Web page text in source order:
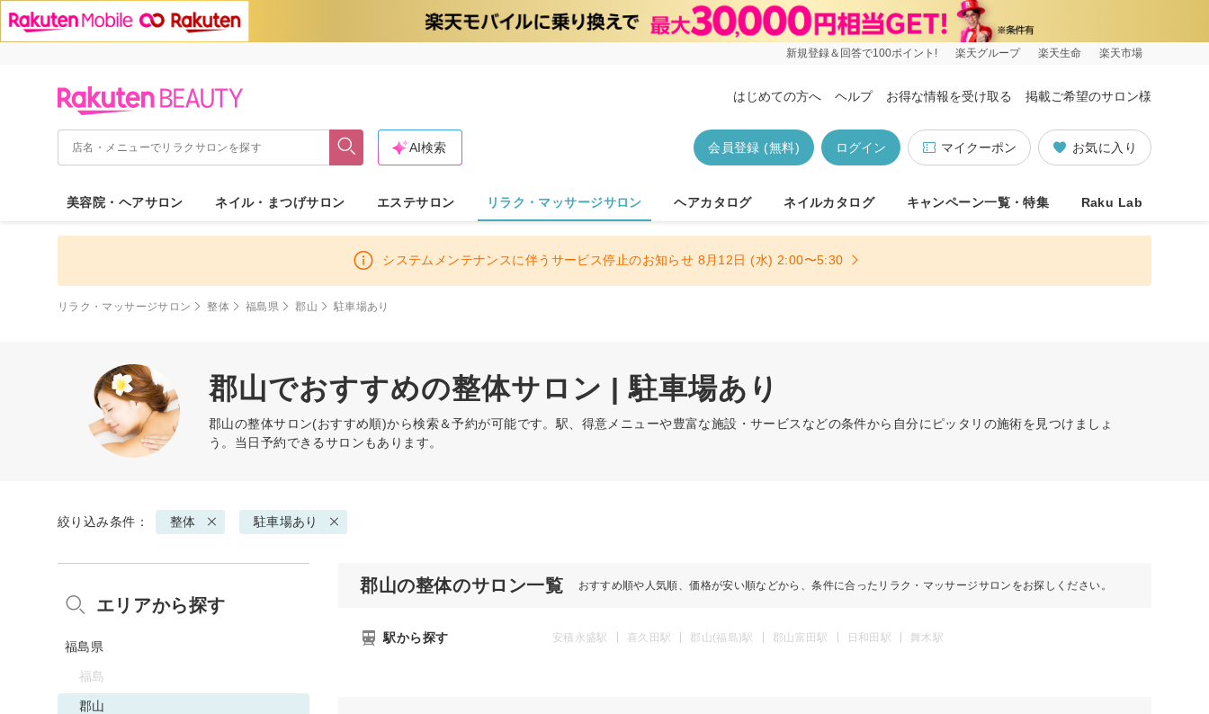
新規登録＆回答で100ポイント! 楽天グループ 楽天生命 楽天市場
はじめての方へ ヘルプ お得な情報を受け取る 掲載ご希望のサロン様
お気に入り
マイクーポン
ログイン
会員登録 (無料)
AI検索
美容院・ヘアサロン ネイル・まつげサロン エステサロン リラク・マッサージサロン ヘアカタログ ネイルカタログ キャンペーン一覧・特集 Raku Lab
システムメンテナンスに伴うサービス停止のお知らせ 8月12日 (水) 2:00〜5:30
リラク・マッサージサロン 整体 福島県 郡山 駐車場あり
郡山でおすすめの整体サロン | 駐車場あり
郡山の整体サロン(おすすめ順)から検索＆予約が可能です。駅、得意メニューや豊富な施設・サービスなどの条件から自分にピッタリの施術を見つけましょ
う。当日予約できるサロンもあります。
絞り込み条件： 整体 駐車場あり
郡山の整体のサロン一覧 おすすめ順や人気順、価格が安い順などから、条件に合ったリラク・マッサージサロンをお探しください。
駅から探す 安積永盛駅 喜久田駅 郡山(福島)駅 郡山富田駅 日和田駅 舞木駅
エリアから探す
福島県
福島
郡山